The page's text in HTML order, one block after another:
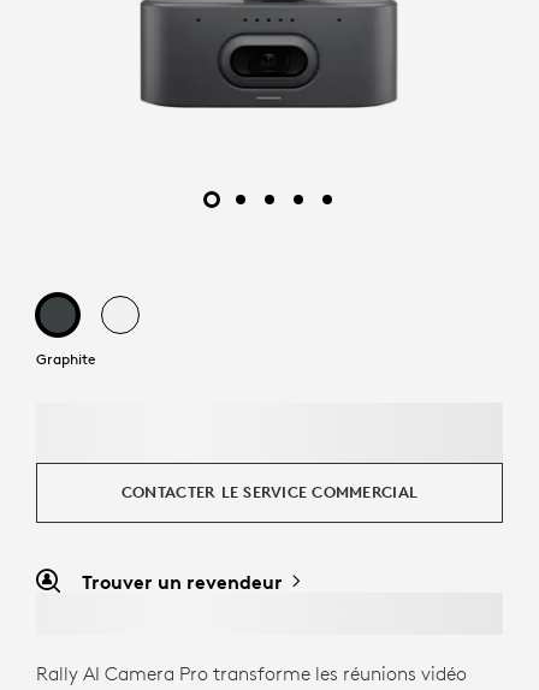
Graphite
CONTACTER LE SERVICE COMMERCIAL
Trouver un revendeur
Rally AI Camera Pro transforme les réunions vidéo